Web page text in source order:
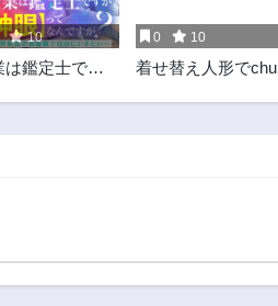
10
は鑑定士です
高の初級職で
0 10
着せ替え人形でchu